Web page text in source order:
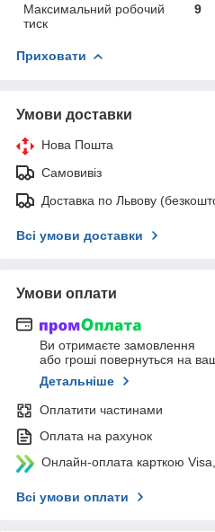
Максимальний робочий
тиск
9
Приховати
Умови доставки
Нова Пошта
Самовивіз
Доставка по Львову
Всі умови доставки
Умови оплати
Ви отримаєте замовлення
або гроші повернуться на
Детальніше
Оплатити частинами
Оплата на рахунок
Онлайн-оплата карткою
Всі умови оплати